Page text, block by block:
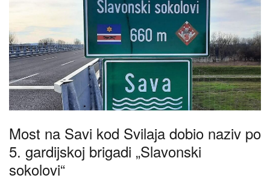
Most na Savi kod Svilaja dobio naziv po
5. gardijskoj brigadi „Slavonski
sokolovi“